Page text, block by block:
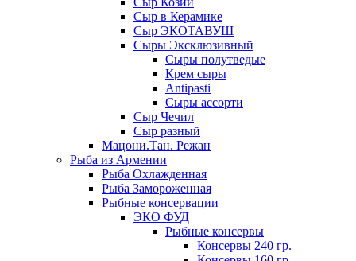
Сыр в Керамике
Сыр ЭКОТАВУШ
Сыры Эксклюзивный
Сыры полутведые
Крем сыры
Antipasti
Сыры ассорти
Сыр Чечил
Сыр разный
Мацони.Тан. Режан
Рыба из Армении
Рыба Охлажденная
Рыба Замороженная
Рыбные консервации
ЭКО ФУД
Рыбные консервы
Консервы 240 гр.